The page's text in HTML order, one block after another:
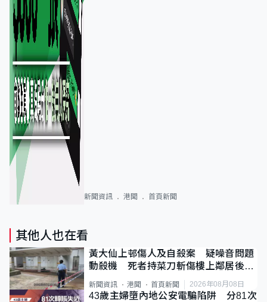
新聞資訊 港聞 首頁新聞
其他人也在看
黃大仙上邨傷人及自殺案 疑噪音問題
動殺機 死者持菜刀斬傷樓上鄰居後墮
新聞資訊 港聞 首頁新聞 2026年08月08日
43歲主婦墮內地公安電騙陷阱 分81次